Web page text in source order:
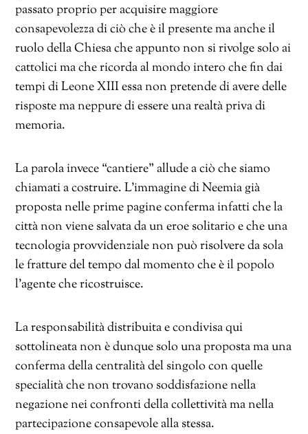
passato proprio per acquisire maggiore
consapevolezza di ciò che è il presente ma anche il
ruolo della Chiesa che appunto non si rivolge solo ai
cattolici ma che ricorda al mondo intero che fin dai
tempi di Leone XIII essa non pretende di avere delle
risposte ma neppure di essere una realtà priva di
memoria.
La parola invece “cantiere” allude a ciò che siamo
chiamati a costruire. L’immagine di Neemia già
proposta nelle prime pagine conferma infatti che la
città non viene salvata da un eroe solitario e che una
tecnologia provvidenziale non può risolvere da sola
le fratture del tempo dal momento che è il popolo
l’agente che ricostruisce.
La responsabilità distribuita e condivisa qui
sottolineata non è dunque solo una proposta ma una
conferma della centralità del singolo con quelle
specialità che non trovano soddisfazione nella
negazione nei confronti della collettività ma nella
partecipazione consapevole alla stessa.